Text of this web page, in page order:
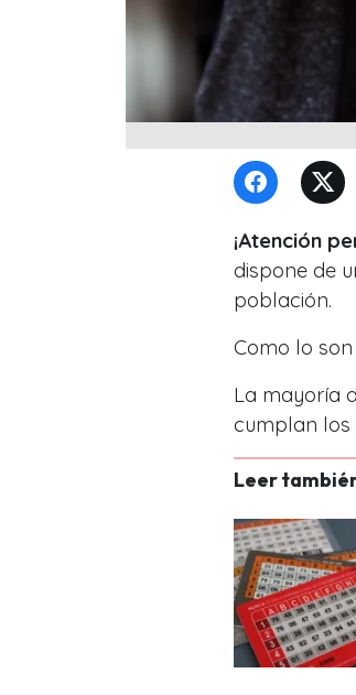
¡Atención
dispone de
población.
Como lo
La mayoría
cumplan los
Leer